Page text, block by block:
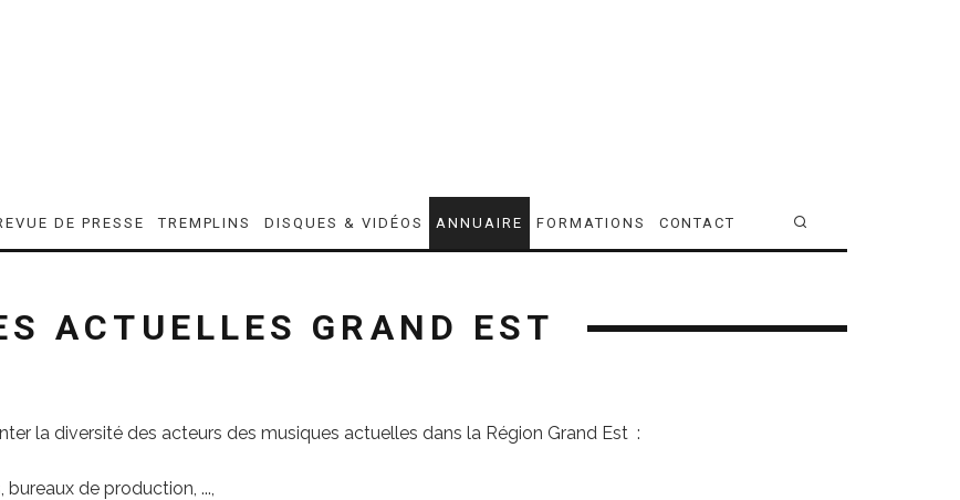
DE PRESSE TREMPLINS DISQUES & VIDÉOS ANNUAIRE FORMATIONS CONTACT
ACTUELLES GRAND EST
la diversité des acteurs des musiques actuelles dans la Région Grand Est :
de production, ...,